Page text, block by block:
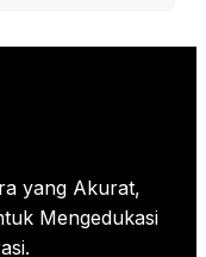
yang Akurat,
Mengedukasi